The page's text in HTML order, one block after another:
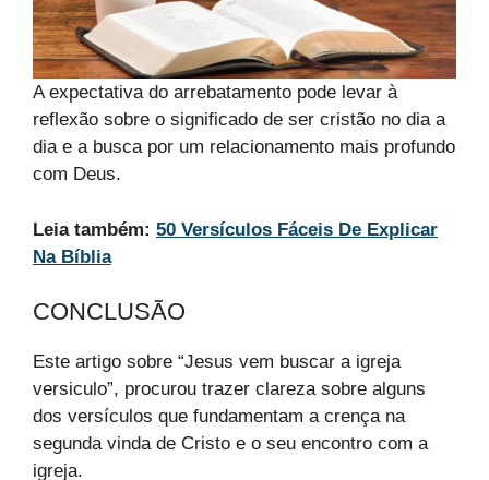
A expectativa do arrebatamento pode levar à
reflexão sobre o significado de ser cristão no dia a
dia e a busca por um relacionamento mais profundo
com Deus.
Leia também: 50 Versículos Fáceis De Explicar
Na Bíblia
CONCLUSÃO
Este artigo sobre “Jesus vem buscar a igreja
versiculo”, procurou trazer clareza sobre alguns
dos versículos que fundamentam a crença na
segunda vinda de Cristo e o seu encontro com a
igreja.